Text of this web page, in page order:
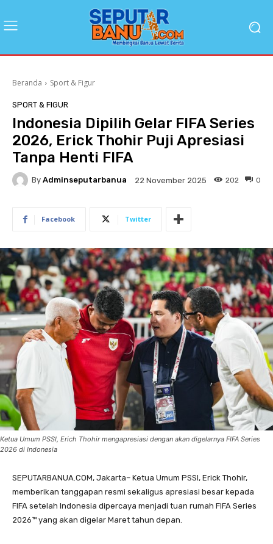
Beranda Sport & Figur
SPORT & FIGUR
Indonesia Dipilih Gelar FIFA Series
2026, Erick Thohir Puji Apresiasi
Tanpa Henti FIFA
By Adminseputarbanua 22 November 2025 0
202
Facebook Twitter
Ketua Umum PSSI, Erich Thohir mengapresiasi dengan akan digelarnya FIFA Series
2026 di Indonesia
SEPUTARBANUA.COM, Jakarta– Ketua Umum PSSI, Erick Thohir,
memberikan tanggapan resmi sekaligus apresiasi besar kepada
FIFA setelah Indonesia dipercaya menjadi tuan rumah FIFA Series
2026™️ yang akan digelar Maret tahun depan.